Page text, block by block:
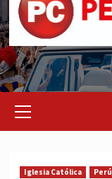
Menu
Iglesia Católica Perú